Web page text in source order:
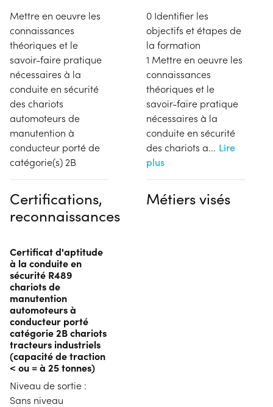
Mettre en oeuvre les
connaissances
théoriques et le
savoir-faire pratique
nécessaires à la
conduite en sécurité
des chariots
automoteurs de
manutention à
conducteur porté de
catégorie(s) 2B
0 Identifier les
objectifs et étapes de
la formation
1 Mettre en oeuvre les
connaissances
théoriques et le
savoir-faire pratique
nécessaires à la
conduite en sécurité
des chariots a... Lire
plus
Certifications,
reconnaissances
Certificat d'aptitude
à la conduite en
sécurité R489
chariots de
manutention
automoteurs à
conducteur porté
catégorie 2B chariots
tracteurs industriels
(capacité de traction
< ou = à 25 tonnes)
Niveau de sortie :
Sans niveau
Métiers visés